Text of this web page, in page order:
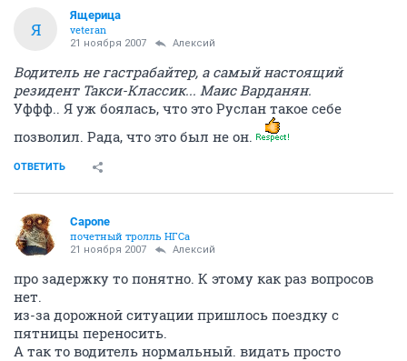
Я
Ящерица
veteran
21 ноября 2007 Алексий
Водитель не гастрабайтер, а самый настоящий
резидент Такси-Классик... Маис Варданян.
Уффф.. Я уж боялась, что это Руслан такое себе
позволил. Рада, что это был не он.
ОТВЕТИТЬ
Capone
почетный тролль НГСа
21 ноября 2007 Алексий
про задержку то понятно. К этому как раз вопросов
нет.
из-за дорожной ситуации пришлось поездку с
пятницы переносить.
А так то водитель нормальный. видать просто